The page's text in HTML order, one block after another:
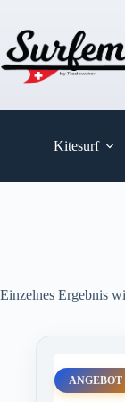
springen
Kitesurf
Einzelnes Ergebnis
ANGEBOT